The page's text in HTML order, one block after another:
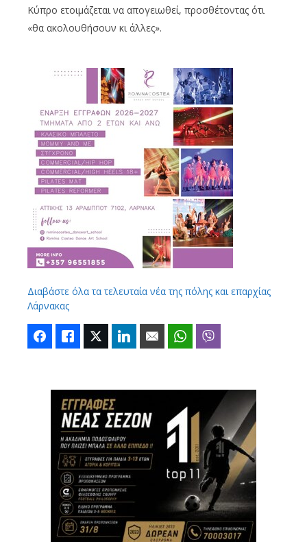
Κύπρο ετοιμάζεται να απογειωθεί, προσθέτοντας ότι
«θα ακολουθήσουν κι άλλες».
Διαβάστε όλα τα τελευταία νέα της πόλης και επαρχίας
Λάρνακας
FacebookLike Twitter LinkedIn Email WhatsApp